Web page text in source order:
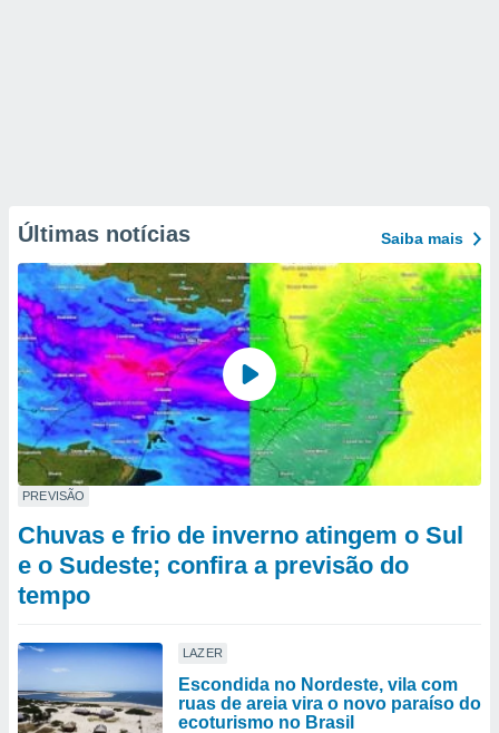
Últimas notícias Saiba mais
PREVISÃO
Chuvas e frio de inverno atingem o Sul
e o Sudeste; confira a previsão do
tempo
LAZER
Escondida no Nordeste, vila com
ruas de areia vira o novo paraíso do
ecoturismo no Brasil